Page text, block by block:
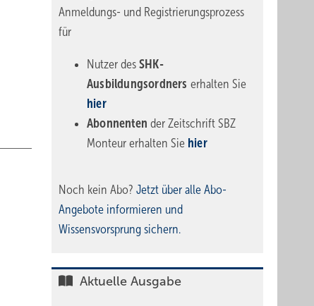
Anmeldungs- und Registrierungsprozess
für
Nutzer des SHK-
Ausbildungsordners erhalten Sie
hier
Abonnentender Zeitschrift SBZ
Monteur erhalten Sie hier
Noch kein Abo? Jetzt über alle Abo-
Angebote informieren und
Wissensvorsprung sichern.
Aktuelle Ausgabe